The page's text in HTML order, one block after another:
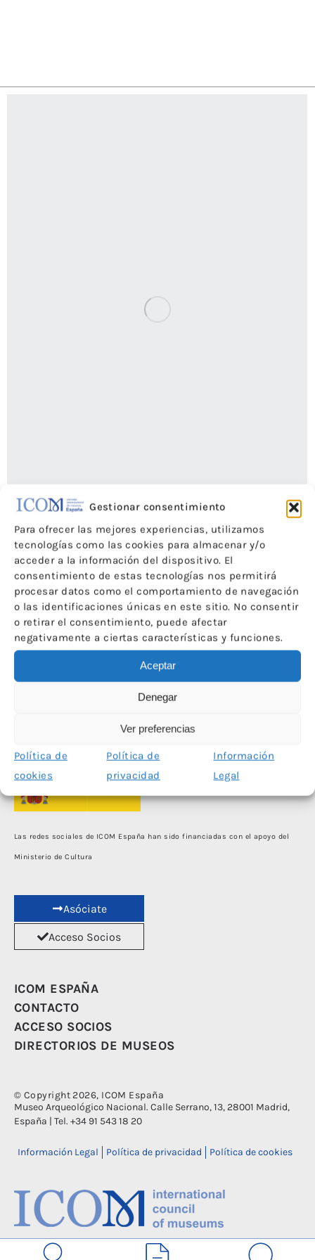
Gestionar consentimiento
Para ofrecer las mejores experiencias, utilizamos
tecnologías como las cookies para almacenar y/o
acceder a la información del dispositivo. El
consentimiento de estas tecnologías nos permitirá
procesar datos como el comportamiento de navegación
o las identificaciones únicas en este sitio. No consentir
o retirar el consentimiento, puede afectar
negativamente a ciertas características y funciones.
Aceptar
Denegar
Ver preferencias
Política de
cookies
Política de
privacidad
Información
Legal
Nuevo Número de la Revista ICOM-CE Digital
Noticias Por ICOM-CE 14 de diciembre de 2016
Las redes sociales de ICOM España han sido financiadas con el apoyo del
Ministerio de Cultura
Asóciate
Acceso Socios
ICOM ESPAÑA
CONTACTO
ACCESO SOCIOS
DIRECTORIOS DE MUSEOS
© Copyright 2026, ICOM España
Museo Arqueológico Nacional. Calle Serrano, 13, 28001 Madrid,
España | Tel. +34 91 543 18 20
Información Legal Política de privacidad Política de cookies